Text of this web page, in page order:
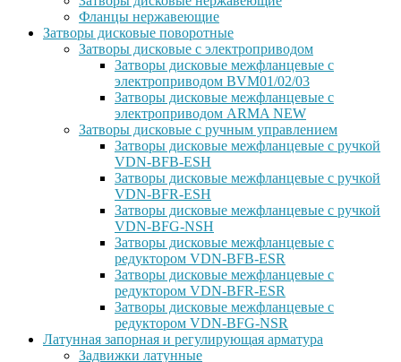
Фланцы нержавеющие
Затворы дисковые поворотные
Затворы дисковые с электроприводом
Затворы дисковые межфланцевые с
электроприводом BVM01/02/03
Затворы дисковые межфланцевые с
электроприводом ARMA NEW
Затворы дисковые с ручным управлением
Затворы дисковые межфланцевые с ручкой
VDN-BFB-ESH
Затворы дисковые межфланцевые с ручкой
VDN-BFR-ESH
Затворы дисковые межфланцевые с ручкой
VDN-BFG-NSH
Затворы дисковые межфланцевые с
редуктором VDN-BFB-ESR
Затворы дисковые межфланцевые с
редуктором VDN-BFR-ESR
Затворы дисковые межфланцевые с
редуктором VDN-BFG-NSR
Латунная запорная и регулирующая арматура
Задвижки латунные